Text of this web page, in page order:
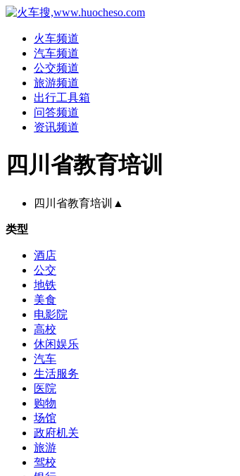
火车频道
汽车频道
公交频道
旅游频道
出行工具箱
问答频道
资讯频道
四川省教育培训
四川省教育培训 ▲
类型
酒店
公交
地铁
美食
电影院
高校
休闲娱乐
汽车
生活服务
医院
购物
场馆
政府机关
旅游
驾校